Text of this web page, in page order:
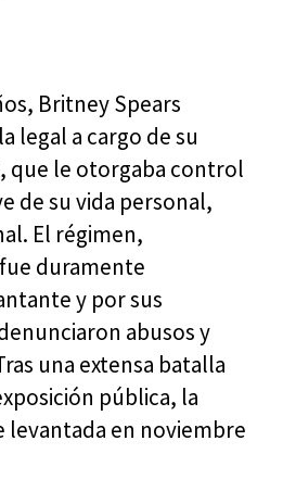
Britney Spears
legal a cargo de su
, que le otorgaba control
de su vida personal,
El régimen,
duramente
y por sus
abusos y
una extensa batalla
pública, la
en noviembre